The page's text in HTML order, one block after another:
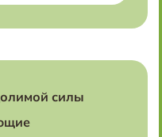
силы